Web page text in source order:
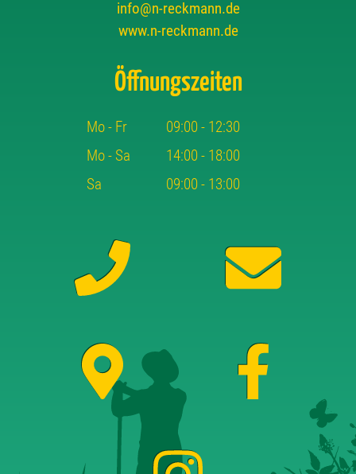
info@n-reckmann.de
www.n-reckmann.de
Öffnungszeiten
Mo - Fr
09:00 - 12:30
Mo - Sa
14:00 - 18:00
Sa
09:00 - 13:00